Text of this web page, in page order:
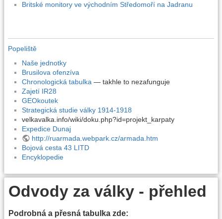
Britské monitory ve východním Středomoří na Jadranu
Popeliště
Naše jednotky
Brusilova ofenzíva
Chronologická tabulka — takhle to nezafunguje
Zajetí IR28
GEOkoutek
Strategická studie války 1914-1918
velkavalka.info/wiki/doku.php?id=projekt_karpaty
Expedice Dunaj
http://ruarmada.webpark.cz/armada.htm
Bojová cesta 43 LITD
Encyklopedie
Odvody za války - přehled
Podrobná a přesná tabulka zde: